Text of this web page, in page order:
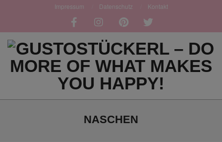
content
Impressum Datenschutz Kontakt
GUSTOSTÜCKERL
NASCHEN